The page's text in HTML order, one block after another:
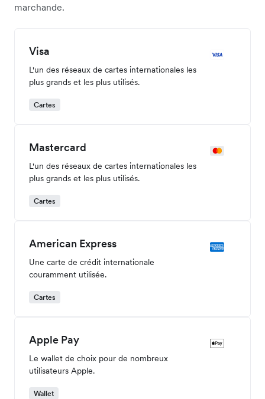
marchande.
Visa
L'un des réseaux de cartes internationales les
plus grands et les plus utilisés.
Cartes
Mastercard
L'un des réseaux de cartes internationales les
plus grands et les plus utilisés.
Cartes
American Express
Une carte de crédit internationale
couramment utilisée.
Cartes
Apple Pay
Le wallet de choix pour de nombreux
utilisateurs Apple.
Wallet